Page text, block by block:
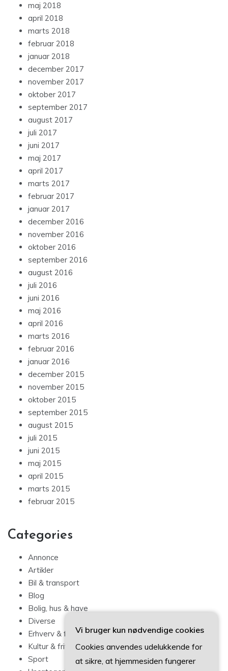
maj 2018
april 2018
marts 2018
februar 2018
januar 2018
december 2017
november 2017
oktober 2017
september 2017
august 2017
juli 2017
juni 2017
maj 2017
april 2017
marts 2017
februar 2017
januar 2017
december 2016
november 2016
oktober 2016
september 2016
august 2016
juli 2016
juni 2016
maj 2016
april 2016
marts 2016
februar 2016
januar 2016
december 2015
november 2015
oktober 2015
september 2015
august 2015
juli 2015
juni 2015
maj 2015
april 2015
marts 2015
februar 2015
Categories
Annonce
Artikler
Bil & transport
Blog
Bolig, hus & have
Diverse
Erhverv & forbrug
Kultur & fritid
Sport
Vi bruger kun nødvendige cookies
Cookies anvendes udelukkende for
at sikre, at hjemmesiden fungerer